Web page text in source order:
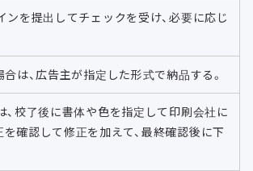
ンを提出してチェックを受け、必要に応じ
は、広告主が指定した形式で納品する。
、校了後に書体や色を指定して印刷会社に
確認して修正を加えて、最終確認後に下